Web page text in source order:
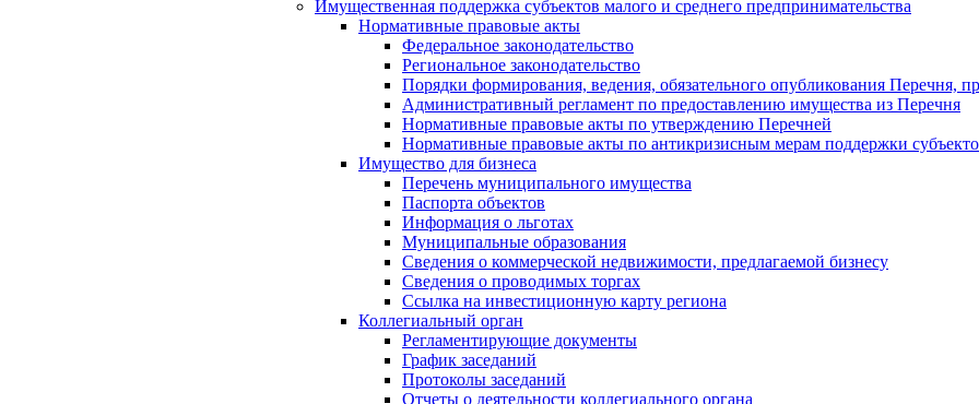
Имущественная поддержка субъектов малого и среднего предпринимательства
Нормативные правовые акты
Федеральное законодательство
Региональное законодательство
Порядки формирования, ведения, обязательного опубликования Перечня,
Административный регламент по предоставлению имущества из Перечня
Нормативные правовые акты по утверждению Перечней
Нормативные правовые акты по антикризисным мерам поддержки
Имущество для бизнеса
Перечень муниципального имущества
Паспорта объектов
Информация о льготах
Муниципальные образования
Сведения о коммерческой недвижимости, предлагаемой бизнесу
Сведения о проводимых торгах
Ссылка на инвестиционную карту региона
Коллегиальный орган
Регламентирующие документы
График заседаний
Протоколы заседаний
Отчеты о деятельности коллегиального органа